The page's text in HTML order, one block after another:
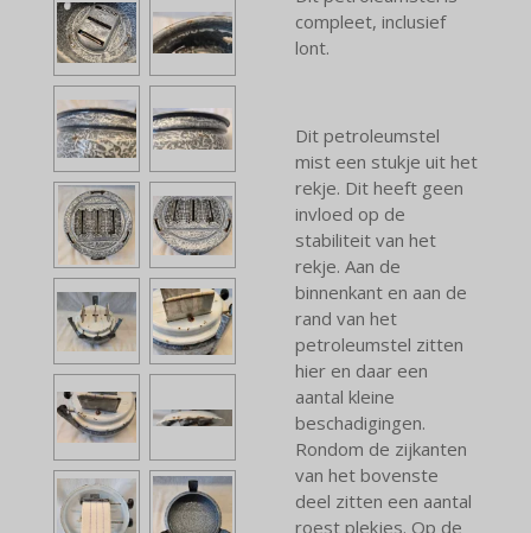
compleet, inclusief
lont.
Dit petroleumstel
mist een stukje uit het
rekje. Dit heeft geen
invloed op de
stabiliteit van het
rekje. Aan de
binnenkant en aan de
rand van het
petroleumstel zitten
hier en daar een
aantal kleine
beschadigingen.
Rondom de zijkanten
van het bovenste
deel zitten een aantal
roest plekjes. Op de